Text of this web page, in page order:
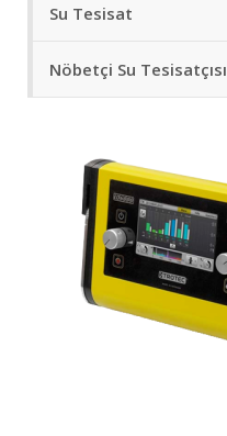
Su Tesisat
Nöbetçi Su Tesisatçısı